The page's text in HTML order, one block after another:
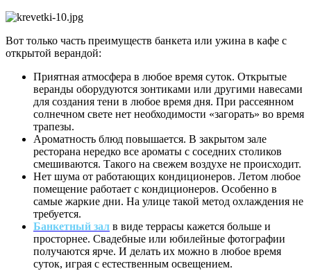
Вот только часть преимуществ банкета или ужина в кафе с
открытой верандой:
Приятная атмосфера в любое время суток. Открытые
веранды оборудуются зонтиками или другими навесами
для создания тени в любое время дня. При рассеянном
солнечном свете нет необходимости «загорать» во время
трапезы.
Ароматность блюд повышается. В закрытом зале
ресторана нередко все ароматы с соседних столиков
смешиваются. Такого на свежем воздухе не происходит.
Нет шума от работающих кондиционеров. Летом любое
помещение работает с кондиционеров. Особенно в
самые жаркие дни. На улице такой метод охлаждения не
требуется.
Банкетный зал в виде террасы кажется больше и
просторнее. Свадебные или юбилейные фотографии
получаются ярче. И делать их можно в любое время
суток, играя с естественным освещением.